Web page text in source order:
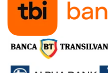
Ochelari
Casca bicicleta
Protectii
Sosete
Rucsaci si borsete ciclism